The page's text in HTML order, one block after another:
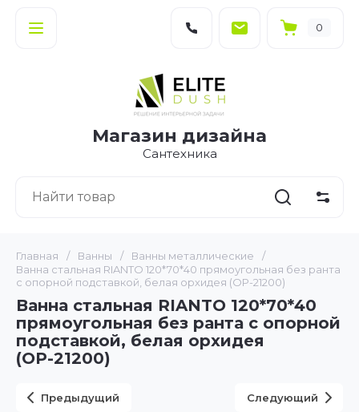
0
Магазин дизайна
Сантехника
Главная / Ванны / Ванны металлические
/
Ванна стальная RIANTO 120*70*40 прямоугольная без ранта
с опорной подставкой, белая орхидея (ОР-21200)
Ванна стальная RIANTO 120*70*40
прямоугольная без ранта с опорной
подставкой, белая орхидея
(ОР-21200)
Предыдущий Следующий